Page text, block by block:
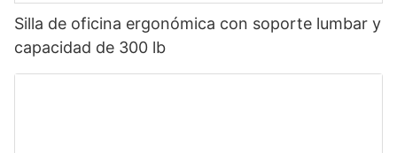
Silla de oficina ergonómica con soporte lumbar y
capacidad de 300 lb